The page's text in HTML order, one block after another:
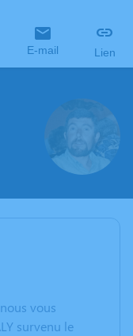
E-mail Lien
vous
survenu le